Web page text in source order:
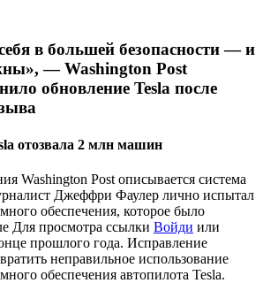
в большей безопасности — и
— Washington Post
обновление Tesla после
отозвала 2 млн машин​
Washington Post описывается система
Джеффри Фаулер лично испытал
обеспечения, которое было
Для просмотра ссылки Войди или
прошлого года. Исправление
неправильное использование
обеспечения автопилота Tesla.